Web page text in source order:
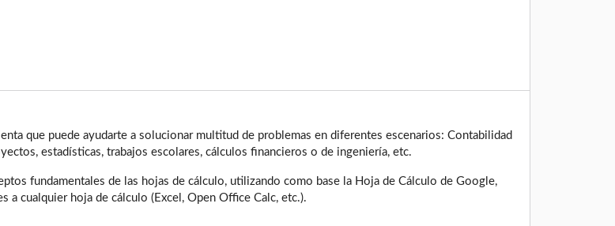
que puede ayudarte a solucionar multitud de problemas en diferentes escenarios: Contabilidad
estadísticas, trabajos escolares, cálculos financieros o de ingeniería, etc.
fundamentales de las hojas de cálculo, utilizando como base la Hoja de Cálculo de Google,
a cualquier hoja de cálculo (Excel, Open Office Calc, etc.).